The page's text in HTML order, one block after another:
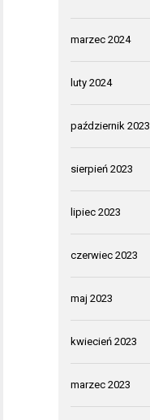
marzec 2024
luty 2024
październik 2023
sierpień 2023
lipiec 2023
czerwiec 2023
maj 2023
kwiecień 2023
marzec 2023